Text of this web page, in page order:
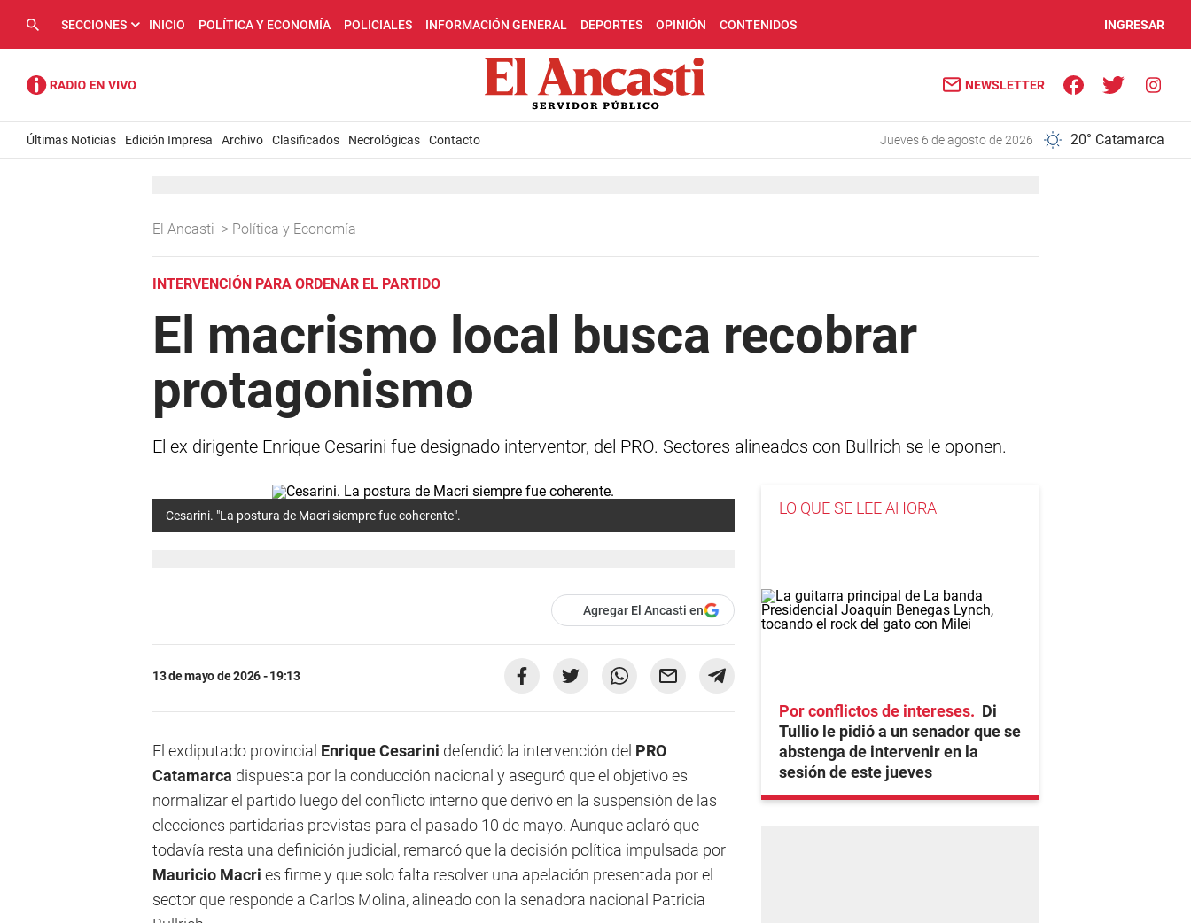
SECCIONES INICIO POLÍTICA Y ECONOMÍA POLICIALES INFORMACIÓN GENERAL DEPORTES OPINIÓN CONTENIDOS INGRESAR
NEWSLETTER
Últimas Noticias Edición Impresa Archivo Clasificados Necrológicas Contacto jueves 6 de agosto de 2026 20° Catamarca
El Ancasti > Política y Economía
INTERVENCIÓN PARA ORDENAR EL PARTIDO
El macrismo local busca recobrar
protagonismo
El ex dirigente Enrique Cesarini fue designado interventor, del PRO. Sectores alineados con Bullrich se le oponen.
Cesarini. "La postura de Macri siempre fue coherente".
Agregar El Ancasti en
13 de mayo de 2026 - 19:13
El exdiputado provincial Enrique Cesarini defendió la intervención del PRO
Catamarca dispuesta por la conducción nacional y aseguró que el objetivo es
normalizar el partido luego del conflicto interno que derivó en la suspensión de las
elecciones partidarias previstas para el pasado 10 de mayo. Aunque aclaró que
todavía resta una definición judicial, remarcó que la decisión política impulsada por
Mauricio Macri es firme y que solo falta resolver una apelación presentada por el
sector que responde a Carlos Molina, alineado con la senadora nacional Patricia
LO QUE SE LEE AHORA
Por conflictos de intereses
Di
Tullio le pidió a un senador que se
abstenga de intervenir en la
sesión de este jueves